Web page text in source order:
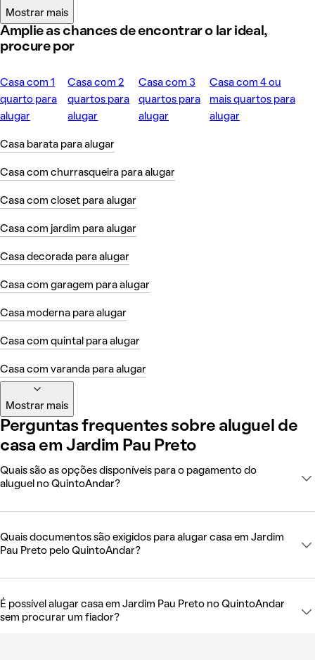
Mostrar mais
Amplie as chances de encontrar o lar ideal,
procure por
Casa com 1
quarto para
alugar
Casa com 2
quartos para
alugar
Casa com 3
quartos para
alugar
Casa com 4 ou
mais quartos para
alugar
Casa barata para alugar
Casa com churrasqueira para alugar
Casa com closet para alugar
Casa com jardim para alugar
Casa decorada para alugar
Casa com garagem para alugar
Casa moderna para alugar
Casa com quintal para alugar
Casa com varanda para alugar
Mostrar mais
Perguntas frequentes sobre aluguel de
casa em Jardim Pau Preto
Quais são as opções disponíveis para o pagamento do
aluguel no QuintoAndar?
Quais documentos são exigidos para alugar casa em Jardim
Pau Preto pelo QuintoAndar?
É possível alugar casa em Jardim Pau Preto no QuintoAndar
sem procurar um fiador?